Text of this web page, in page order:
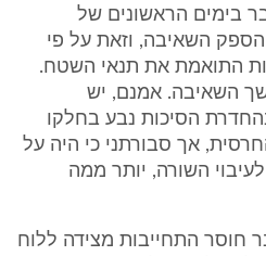
בימים הראשונים של
השאיבה, וזאת על פי
התואמת את תנאי השטח.
השאיבה. אמנם, יש
הסיכות נבע בחלקו
אך סבורתני כי היה על
השורה, יותר ממה
חוסר התחייבות מצידה ללוח